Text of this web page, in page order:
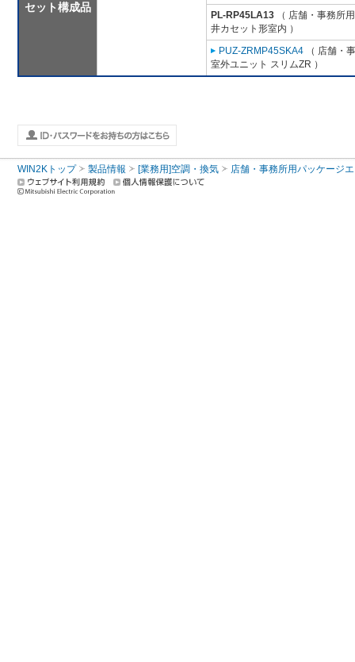
セット構成品
PL-RP45LA13 （ 店舗・事務所
井カセット形室内 ）
PUZ-ZRMP45SKA4 （ 店舗・
室外ユニット スリムZR ）
WIN2Kトップ 製品情報 [業務用]空調・換気 店舗・事務所用パッケージ